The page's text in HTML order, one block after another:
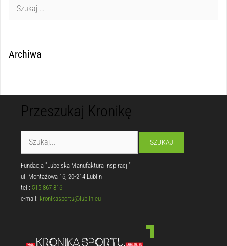
Archiwa
Przeszukaj Kronikę
Fundacja "Lubelska Manufaktura Inspiracji"
ul. Montażowa 16, 20-214 Lublin
tel.: 515 867 816
e-mail: kronikasportu@lublin.eu